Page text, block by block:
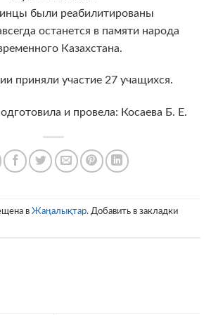
были реабилитированы
останется в памяти народа
Казахстана.
приняли участие 27 учащихся.
и провела: Косаева Б. Е.
в Жаңалықтар. Добавить в закладки